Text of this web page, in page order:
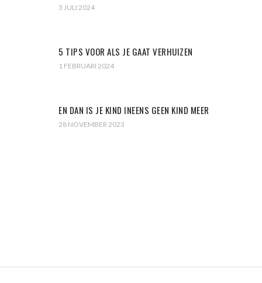
3 JULI 2024
5 TIPS VOOR ALS JE GAAT VERHUIZEN
1 FEBRUARI 2024
EN DAN IS JE KIND INEENS GEEN KIND MEER
28 NOVEMBER 2023